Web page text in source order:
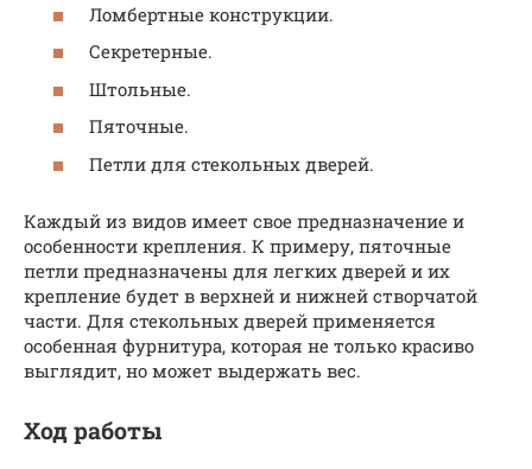
Ломбертные конструкции.
Секретерные.
Штольные.
Пяточные.
Петли для стекольных дверей.
Каждый из видов имеет свое предназначение и
особенности крепления. К примеру, пяточные
петли предназначены для легких дверей и их
крепление будет в верхней и нижней створчатой
части. Для стекольных дверей применяется
особенная фурнитура, которая не только красиво
выглядит, но может выдержать вес.
Ход работы